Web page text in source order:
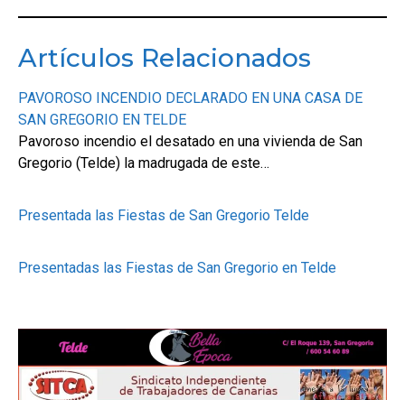
Artículos Relacionados
PAVOROSO INCENDIO DECLARADO EN UNA CASA DE
SAN GREGORIO EN TELDE
Pavoroso incendio el desatado en una vivienda de San
Gregorio (Telde) la madrugada de este…
Presentada las Fiestas de San Gregorio Telde
Presentadas las Fiestas de San Gregorio en Telde